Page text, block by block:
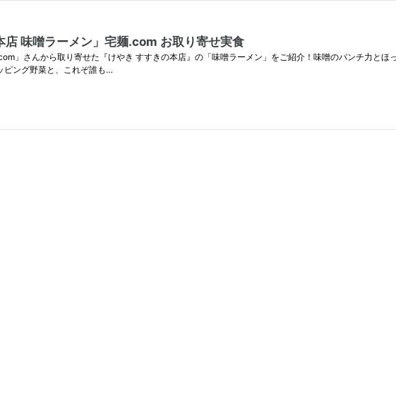
店 味噌ラーメン」宅麺.com お取り寄せ実食
」さんから取り寄せた『けやき すすきの本店』の「味噌ラーメン」をご紹介！味噌のパンチ力とほ
ピング野菜と、これぞ誰も…